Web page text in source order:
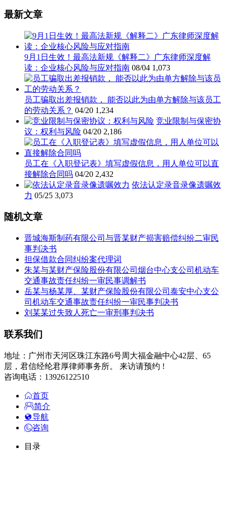
最新文章
9月1日生效！最高法新规《解释二》广东律师深度解
读：企业核心风险与应对指南 08/04 1,073
员工骗取出差报销款， 能否以此为由单方解除与该员工
的劳动关系？ 04/20 1,234
竞业限制与保密协
议：权利与风险 04/20 2,186
员工在《入职登记表》填写虚假信息，用人单位可以直
接解除合同吗 04/20 2,432
依法认定录音录像遗嘱效
力 05/25 3,073
随机文章
晋城海斯制药有限公司与晋某财产损害赔偿纠纷二审民
事判决书
担保借款合同纠纷案代理词
朱某与某财产保险股份有限公司烟台中心支公司机动车
交通事故责任纠纷一审民事调解书
岳某与杨某厚、某财产保险股份有限公司泰安中心支公
司机动车交通事故责任纠纷一审民事判决书
刘某某过失致人死亡一审刑事判决书
联系我们
地址：广州市天河区珠江东路6号周大福金融中心42层、65
层，君信经纶君厚律师事务所。 来访请预约 !
咨询电话：13926122510
首页
简介
导航
咨询
目录